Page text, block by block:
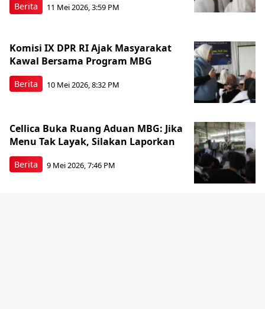
Berita 11 Mei 2026, 3:59 PM
Berita
Komisi IX DPR RI Ajak Masyarakat
Kawal Bersama Program MBG
10 Mei 2026, 8:32 PM
Berita
Cellica Buka Ruang Aduan MBG: Jika
Menu Tak Layak, Silakan Laporkan
9 Mei 2026, 7:46 PM